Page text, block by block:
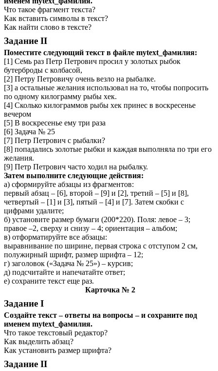
Что такое фрагмент текста?
Как вставить символы в текст?
Как найти слово в тексте?
Задание II
Поместите следующий текст в файле mytext_фамилия:
[1] Семь раз Петр Петрович просил у золотых рыбок
бутерброды с колбасой,
[2] Петру Петровичу очень везло на рыбалке.
[3] а остальные желания использовал на то, чтобы попросить
по одному килограмму рыбы хек.
[4] Сколько килограммов рыбы хек принес в воскресенье
вечером
[5] В воскресенье ему три раза
[6] Задача № 25
[7] Петр Петрович с рыбалки?
[8] попадались золотые рыбки и каждая выполняла по три его
желания.
[9] Петр Петрович часто ходил на рыбалку.
Затем выполните следующие действия:
а) сформируйте абзацы из фрагментов:
первый абзац – [6], второй – [9] и [2], третий – [5] и [8],
четвертый – [1] и [3], пятый – [4] и [7]. Затем скобки с
цифрами удалите;
б) установите размер бумаги (200*220). Поля: левое – 3;
правое –2, сверху и снизу – 4; ориентация – альбом;
в) отформатируйте все абзацы:
выравнивание по ширине, первая строка с отступом 2 см,
полужирный шрифт, размер шрифта – 12;
г) заголовок («Задача № 25») – курсив;
д) подсчитайте и напечатайте ответ;
е) сохраните текст еще раз.
Карточка № 2
Задание I
Создайте текст – ответы на вопросы – и сохраните под
именем mytext_фамилия.
Что такое текстовый редактор?
Как выделить абзац?
Как установить размер шрифта?
Задание II